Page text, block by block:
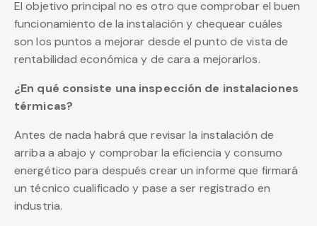
El objetivo principal no es otro que comprobar el buen
funcionamiento de la instalación y chequear cuáles
son los puntos a mejorar desde el punto de vista de
rentabilidad económica y de cara a mejorarlos.
¿En qué consiste una inspección de instalaciones
térmicas?
Antes de nada habrá que revisar la instalación de
arriba a abajo y comprobar la eficiencia y consumo
energético para después crear un informe que firmará
un técnico cualificado y pase a ser registrado en
industria.